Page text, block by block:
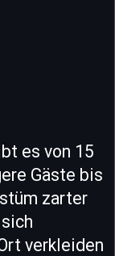
es von 15
Gäste bis
zarter
verkleiden